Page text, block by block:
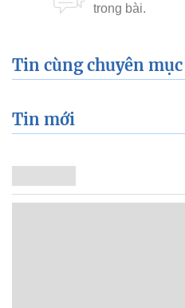
Tin cùng chuyên mục
Tin mới